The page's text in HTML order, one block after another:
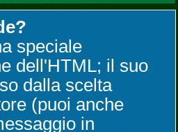
speciale
dell'HTML; il suo
dalla scelta
(puoi anche
in